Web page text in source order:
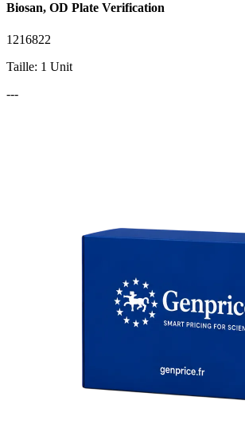
Biosan, OD Plate Verification
1216822
Taille: 1 Unit
---